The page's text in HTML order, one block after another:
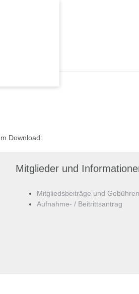
Download:
Mitglieder und
Mitgliedsbeiträge und Gebühren
Aufnahme- / Beitrittsantrag